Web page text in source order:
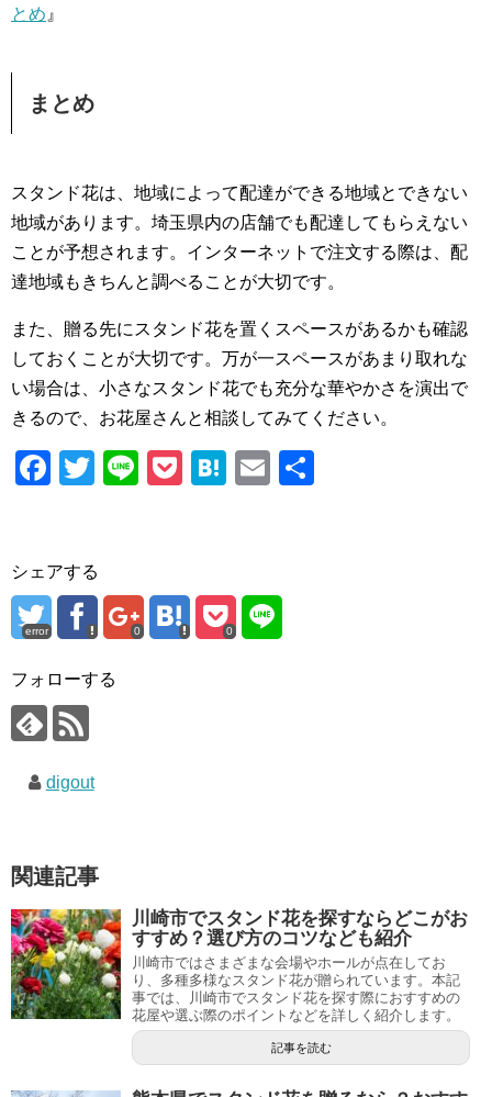
とめ 』
まとめ
スタンド花は、地域によって配達ができる地域とできない
地域があります。埼玉県内の店舗でも配達してもらえない
ことが予想されます。インターネットで注文する際は、配
達地域もきちんと調べることが大切です。
また、贈る先にスタンド花を置くスペースがあるかも確認
しておくことが大切です。万が一スペースがあまり取れな
い場合は、小さなスタンド花でも充分な華やかさを演出で
きるので、お花屋さんと相談してみてください。
F
e
b
o
o
k
T
er
Li
P
H
a
E
シェアする
error 0 0
フォローする
digout
関連記事
川崎市でスタンド花を探すならどこがお
すすめ？選び方のコツなども紹介
川崎市ではさまざまな会場やホールが点在してお
り、多種多様なスタンド花が贈られています。本記
事では、川崎市でスタンド花を探す際におすすめの
花屋や選ぶ際のポイントなどを詳しく紹介します。
記事を読む